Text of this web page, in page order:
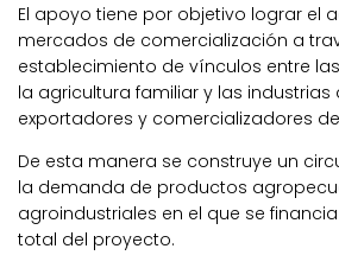
El apoyo tiene por objetivo lograr el
mercados de comercialización a
establecimiento de vínculos entre
la agricultura familiar y las
exportadores y comercializadores
De esta manera se construye un
la demanda de productos
agroindustriales en el que se
total del proyecto.